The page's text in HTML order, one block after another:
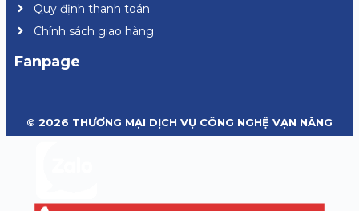
Quy định thanh toán
Chính sách giao hàng
Fanpage
© 2026 THƯƠNG MẠI DỊCH VỤ CÔNG NGHỆ VẠN NĂNG